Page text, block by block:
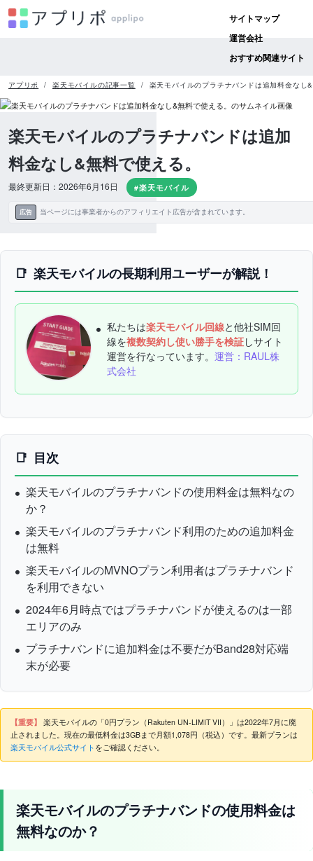
サイトマップ
運営会社
おすすめ関連サイト
アプリポ 楽天モバイルの記事一覧 楽天モバイルのプラチナバンドは追加料金なし
楽天モバイルのプラチナバンドは追加
料金なし&無料で使える。
最終更新日：2026年6月16日 #楽天モバイル
広告 当ページには事業者からのアフィリエイト広告が含まれています。
楽天モバイルの長期利用ユーザーが解説！
私たちは楽天モバイル回線と他社SIM回
線を複数契約し使い勝手を検証しサイト
運営を行なっています。 運営：RAUL株
式会社
目次
楽天モバイルのプラチナバンドの使用料金は無料なの
か？
楽天モバイルのプラチナバンド利用のための追加料金
は無料
楽天モバイルのMVNOプラン利用者はプラチナバンド
を利用できない
2024年6月時点ではプラチナバンドが使えるのは一部
エリアのみ
プラチナバンドに追加料金は不要だがBand28対応端
末が必要
【重要】 楽天モバイルの「0円プラン（Rakuten UN-LIMIT VII）」は2022年7月に廃
止されました。現在の最低料金は3GBまで月額1,078円（税込）です。最新プランは
楽天モバイル公式サイト をご確認ください。
楽天モバイルのプラチナバンドの使用料金は
無料なのか？